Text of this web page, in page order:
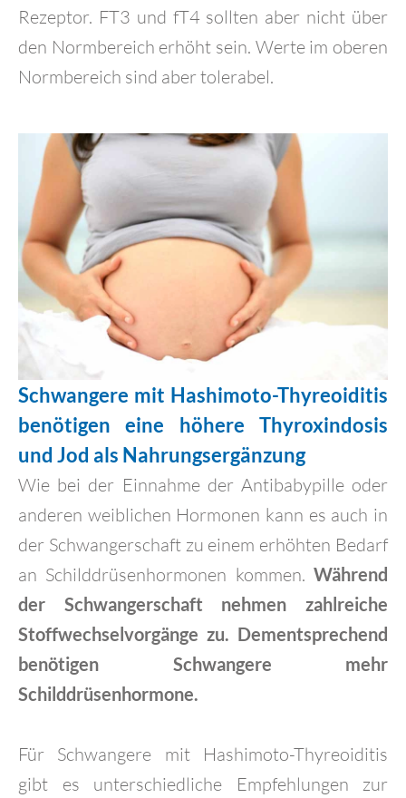
Rezeptor. FT3 und fT4 sollten aber nicht über
den Normbereich erhöht sein. Werte im oberen
Normbereich sind aber tolerabel.
Schwangere mit Hashimoto-Thyreoiditis
benötigen eine höhere Thyroxindosis
und Jod als Nahrungsergänzung
Wie bei der Einnahme der Antibabypille oder
anderen weiblichen Hormonen kann es auch in
der Schwangerschaft zu einem erhöhten Bedarf
an Schilddrüsenhormonen kommen. Während
der Schwangerschaft nehmen zahlreiche
Stoffwechselvorgänge zu. Dementsprechend
benötigen Schwangere mehr
Schilddrüsenhormone.
Für Schwangere mit Hashimoto-Thyreoiditis
gibt es unterschiedliche Empfehlungen zur